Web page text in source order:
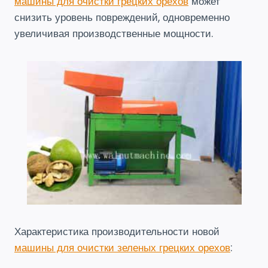
снизить уровень повреждений, одновременно
увеличивая производственные мощности.
Характеристика производительности новой
машины для очистки зеленых грецких орехов: